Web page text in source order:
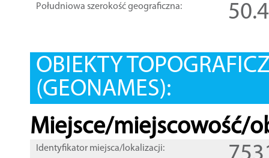
Południowa szerokość geograficzna:
OBIEKTY
(GEONAMES):
Miejsce/miejscowość/
Identyfikator miejsca/lokalizacji: